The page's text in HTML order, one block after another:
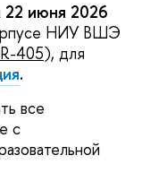
22 июня 2026
НИУ ВШЭ
R-405), для
.
все
с